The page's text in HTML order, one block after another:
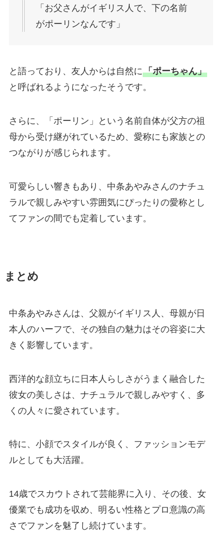
「お父さんがイギリス人で、下の名前
がポーリンなんです」
と語っており、友人からは自然に「ポーちゃん」
と呼ばれるようになったそうです。
さらに、「ポーリン」という名前自体が父方の祖
母から受け継がれているため、愛称にも家族との
つながりが感じられます。
可愛らしい響きもあり、中条あやみさんのナチュ
ラルで親しみやすい雰囲気にぴったりの愛称とし
てファンの間でも定着しています。
まとめ
中条あやみさんは、父親がイギリス人、母親が日
本人のハーフで、その独自の魅力はその容姿に大
きく影響しています。
西洋的な顔立ちに日本人らしさがうまく融合した
彼女の美しさは、ナチュラルで親しみやすく、多
くの人々に愛されています。
特に、小顔でスタイルが良く、ファッションモデ
ルとしても大活躍。
14歳でスカウトされて芸能界に入り、その後、女
優業でも成功を収め、明るい性格とプロ意識の高
さでファンを魅了し続けています。